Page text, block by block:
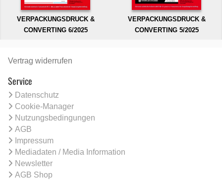
VERPACKUNGSDRUCK &
CONVERTING 6/2025
VERPACKUNGSDRUCK &
CONVERTING 5/2025
Vertrag widerrufen
Service
Datenschutz
Cookie-Manager
Nutzungsbedingungen
AGB
Impressum
Mediadaten / Media Information
Newsletter
AGB Shop